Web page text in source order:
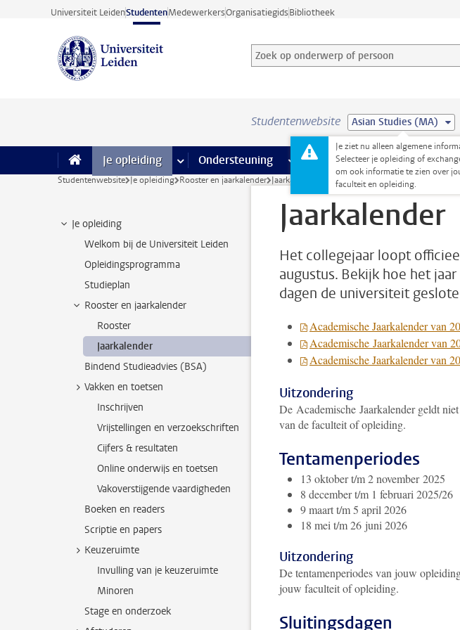
Ga direct naar de inhoud
Universiteit LeidenStudentenMedewerkersOrganisatiegidsBibliotheek
Zoek op onderwerp of persoon en selecteer
Zoekterm
Studentenwebsite Asian Studies (MA)
Je ziet nu alleen algemene
Selecteer je opleiding of
om ook informatie te zien over
faculteit en opleiding.
Je opleiding meer Je opleiding pagina’s
Ondersteuning meer Ondersteuning pagina’s
Faciliteiten meer Faciliteiten
Extra
Studentenwebsite Je opleiding Rooster en jaarkalender Jaarkalender
Je opleiding
Welkom bij de Universiteit Leiden
Opleidingsprogramma
Studieplan
Rooster en jaarkalender
Rooster
Jaarkalender
Bindend Studieadvies (BSA)
Vakken en toetsen
Inschrijven
Vrijstellingen en verzoekschriften
Cijfers & resultaten
Online onderwijs en toetsen
Vakoverstijgende vaardigheden
Boeken en readers
Scriptie en papers
Keuzeruimte
Invulling van je keuzeruimte
Minoren
Stage en onderzoek
Jaarkalender
Het collegejaar loopt
augustus. Bekijk hoe het
dagen de universiteit
Academische Jaarkalender van
Academische Jaarkalender van
Academische Jaarkalender van
Uitzondering
De Academische Jaarkalender geldt
van de faculteit of opleiding.
Tentamenperiodes
13 oktober t/m 2 november 2025
8 december t/m 1 februari 2025/26
9 maart t/m 5 april 2026
18 mei t/m 26 juni 2026
Uitzondering
De tentamenperiodes van jouw
jouw faculteit of opleiding.
Sluitingsdagen